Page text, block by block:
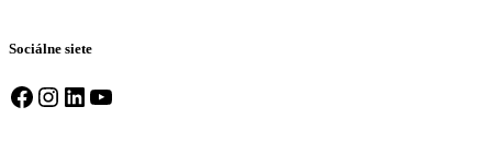
Sociálne siete
Facebook Instagram LinkedIn YouTube